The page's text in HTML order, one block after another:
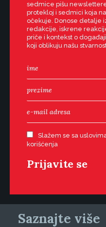
sedmice pišu
protekloj i sedmici koja
očekuje. Donose detalje
redakcije, iskrene
priče i kontekst o
koji oblikuju našu
Slažem se sa
korišćenja
Saznajte više